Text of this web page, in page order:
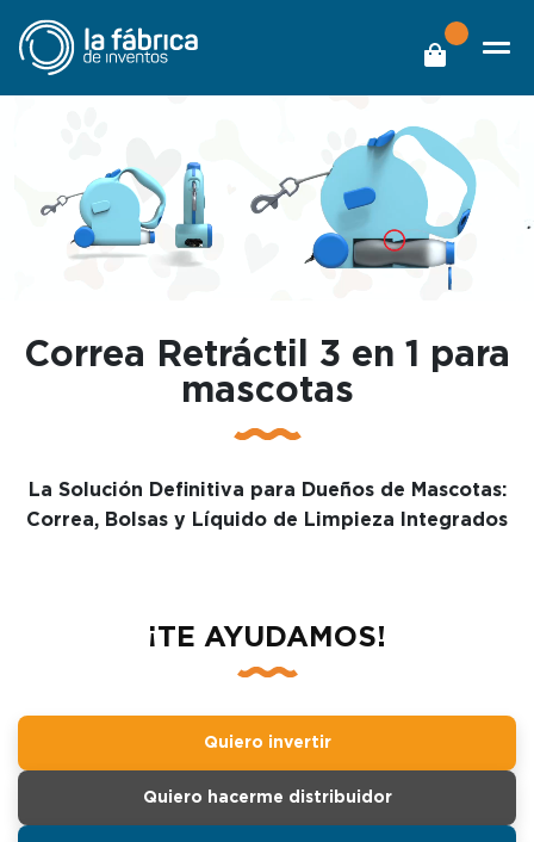
Correa Retráctil 3 en 1 para
mascotas
La Solución Definitiva para Dueños de Mascotas:
Correa, Bolsas y Líquido de Limpieza Integrados
¡TE AYUDAMOS!
Quiero invertir
Quiero hacerme distribuidor